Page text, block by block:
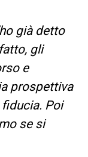
già detto
gli
e
prospettiva
Poi
se si